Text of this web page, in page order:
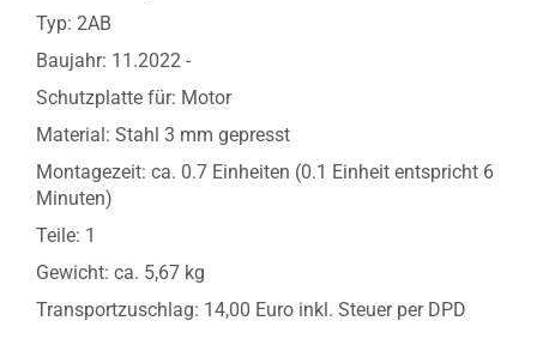
Typ: 2AB
Baujahr: 11.2022 -
Schutzplatte für: Motor
Material: Stahl 3 mm gepresst
Montagezeit: ca. 0.7 Einheiten (0.1 Einheit entspricht 6
Minuten)
Teile: 1
Gewicht: ca. 5,67 kg
Transportzuschlag: 14,00 Euro inkl. Steuer per DPD